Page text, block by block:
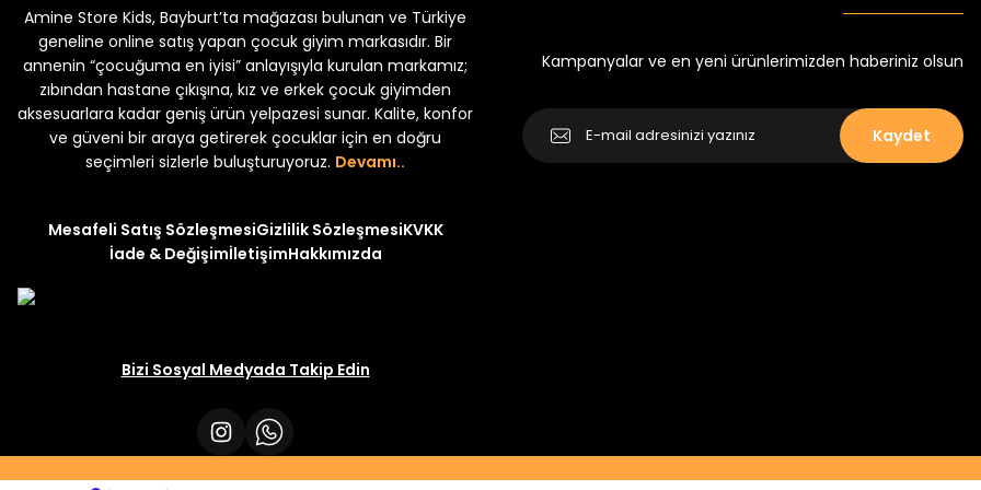
Yeni₺ 250 Yeni
₺ 320 ₺ 250
Amine Store Kids, Bayburt’ta mağazası bulunan ve Türkiye
geneline online satış yapan çocuk giyim markasıdır. Bir
annenin “çocuğuma en iyisi” anlayışıyla kurulan markamız;
zıbından hastane çıkışına, kız ve erkek çocuk giyimden
aksesuarlara kadar geniş ürün yelpazesi sunar. Kalite, konfor
ve güveni bir araya getirerek çocuklar için en doğru
seçimleri sizlerle buluşturuyoruz. Devamı..
Mesafeli Satış SözleşmesiGizlilik SözleşmesiKVKK
İade & DeğişimİletişimHakkımızda
Bizi Sosyal Medyada Takip Edin
Kampanyalar ve en yeni ürünlerimizden haberiniz olsun
Kaydet